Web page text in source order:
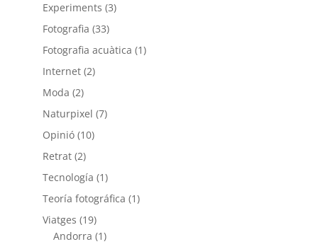
Experiments (3)
Fotografia (33)
Fotografia acuàtica (1)
Internet(2)
Moda (2)
Naturpixel (7)
Opinió(10)
Retrat(2)
Tecnología (1)
Teoría fotográfica (1)
Viatges (19)
Andorra (1)